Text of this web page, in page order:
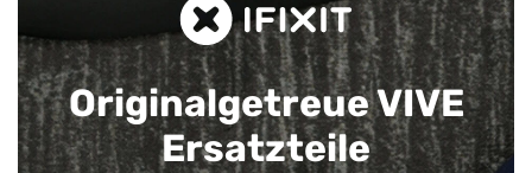
Originalgetreue VIVE
Ersatzteile